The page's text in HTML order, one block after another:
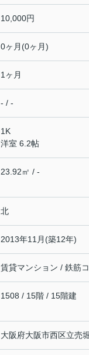
10,000円
0ヶ月(0ヶ月)
1ヶ月
- / -
1K
洋室 6.2帖
23.92㎡ / -
北
2013年11月(築12年)
賃貸マンション / 鉄筋
1508 / 15階 / 15階建
大阪府大阪市西区立売